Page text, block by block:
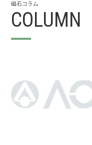
磁⽯コラム
COLUMN